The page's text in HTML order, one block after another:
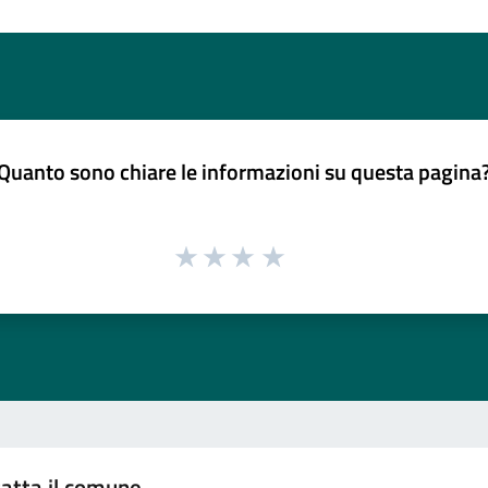
sono chiare le informazioni su questa